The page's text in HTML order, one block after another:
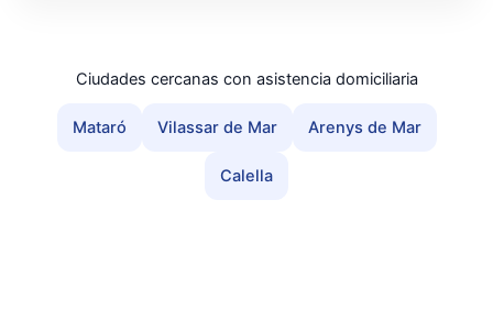
Ciudades cercanas con asistencia domiciliaria
Mataró Vilassar de Mar Arenys de Mar
Calella